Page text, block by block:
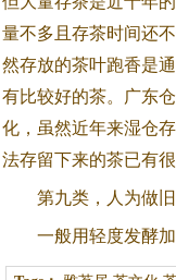
量不多且存茶时间还
然存放的茶叶跑香是
有比较好的茶。广东
化，虽然近年来湿仓
法存留下来的茶已有
第九类，人为做
一般用轻度发酵